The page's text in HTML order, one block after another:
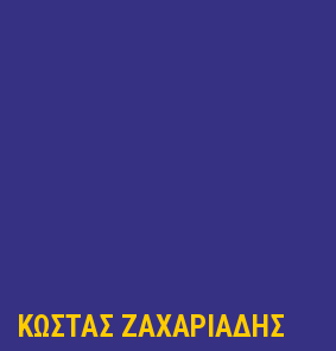
ΚΩΣΤΑΣ ΖΑΧΑΡΙΑΔΗΣ